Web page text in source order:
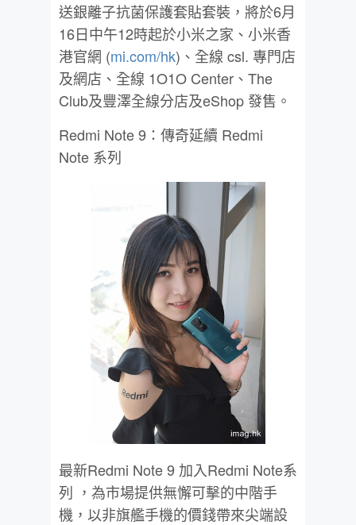
送銀離子抗菌保護套貼套裝，將於6月
16日中午12時起於小米之家、小米香
港官網 (mi.com/hk)、全線 csl. 專門店
及網店、全線 1O1O Center、The
Club及豐澤全線分店及eShop 發售。
Redmi Note 9：傳奇延續 Redmi
Note 系列
最新Redmi Note 9 加入Redmi Note系
列 ，為市場提供無懈可擊的中階手
機，以非旗艦手機的價錢帶來尖端設